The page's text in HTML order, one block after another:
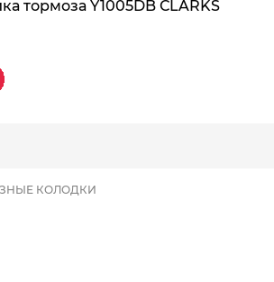
тормоза Y1005DB СLARKS
КОЛОДКИ